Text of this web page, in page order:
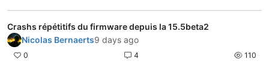
Crashs répétitifs du firmware depuis la 15.5beta2
Nicolas Bernaerts9 days ago
0 4 110